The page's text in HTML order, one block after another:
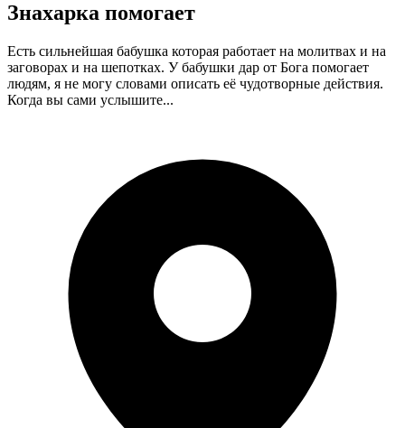
Знахарка помогает
Есть сильнейшая бабушка которая работает на молитвах и на
заговорах и на шепотках. У бабушки дар от Бога помогает
людям, я не могу словами описать её чудотворные действия.
Когда вы сами услышите...